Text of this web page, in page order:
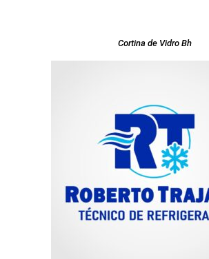
Cortina de Vidro Bh